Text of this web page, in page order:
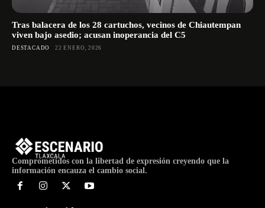
Tras balacera de los 28 cartuchos, vecinos de Chiautempan
viven bajo asedio; acusan inoperancia del C5
DESTACADO 22 ENERO, 2026
Comprometidos con la libertad de expresión creyendo que la
información encauza el cambio social.